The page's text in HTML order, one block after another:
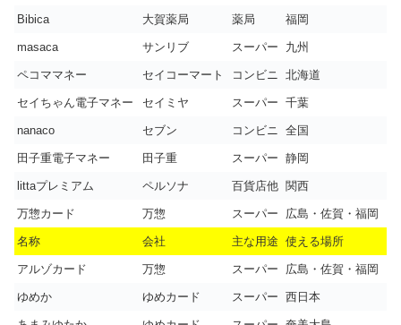
Bibica 大賀薬局 薬局 福岡
masaca サンリブ スーパー 九州
ペコママネー セイコーマート コンビニ 北海道
セイちゃん電子マネー セイミヤ スーパー 千葉
nanaco セブン コンビニ 全国
田子重電子マネー 田子重 スーパー 静岡
littaプレミアム ペルソナ 百貨店他 関西
万惣カード 万惣 スーパー 広島・佐賀・福岡
名称 会社 主な用途 使える場所
アルゾカード 万惣 スーパー 広島・佐賀・福岡
ゆめか ゆめカード スーパー 西日本